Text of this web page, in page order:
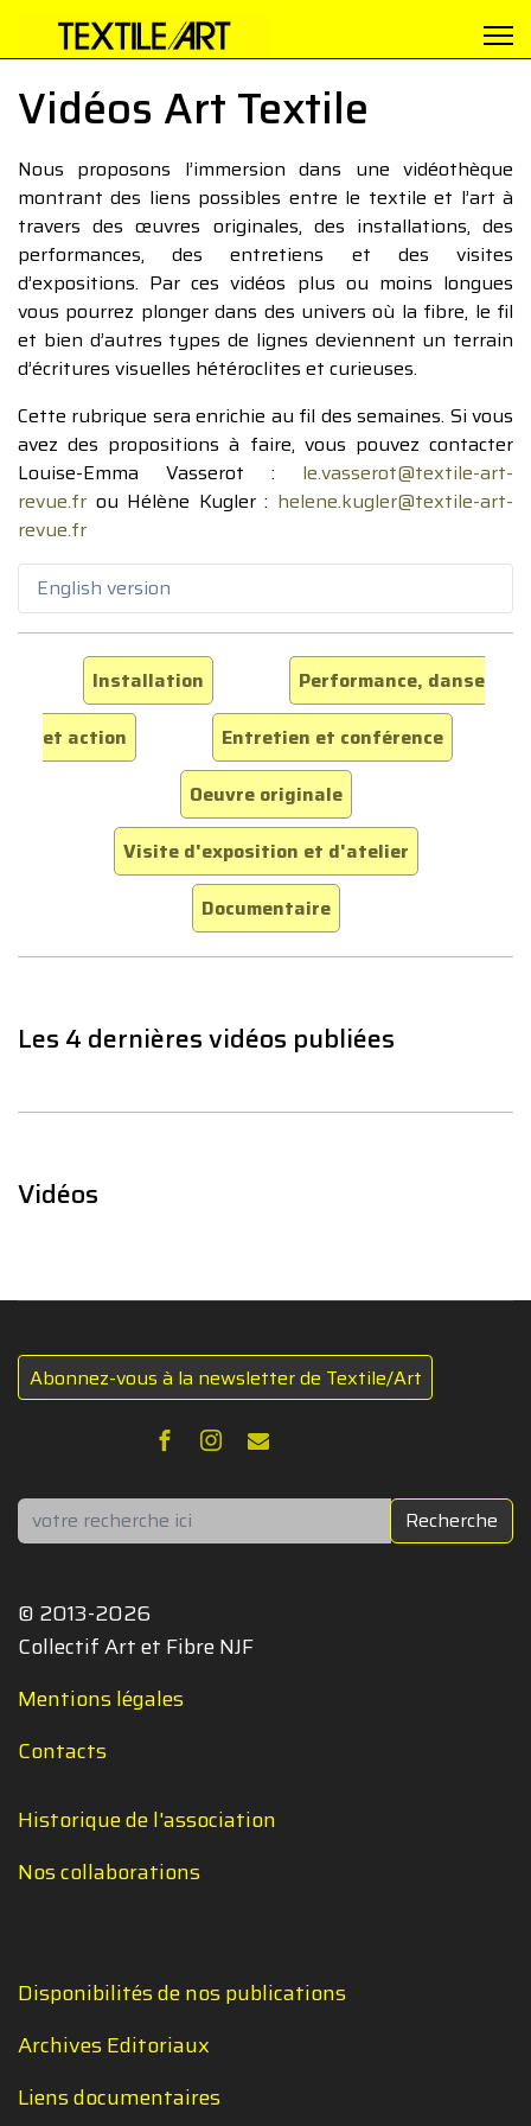
Vidéos Art Textile
Nous proposons l’immersion dans une vidéothèque
montrant des liens possibles entre le textile et l’art à
travers des œuvres originales, des installations, des
performances, des entretiens et des visites
d’expositions. Par ces vidéos plus ou moins longues
vous pourrez plonger dans des univers où la fibre, le fil
et bien d’autres types de lignes deviennent un terrain
d’écritures visuelles hétéroclites et curieuses.
Cette rubrique sera enrichie au fil des semaines. Si vous
avez des propositions à faire, vous pouvez contacter
Louise-Emma Vasserot : le.vasserot@textile-art-
revue.fr ou Hélène Kugler : helene.kugler@textile-art-
revue.fr
English version
Installation
Performance, danse
et action
Entretien et conférence
Oeuvre originale
Visite d'exposition et d'atelier
Documentaire
Les 4 dernières vidéos publiées
Vidéos
Abonnez-vous à la newsletter de Textile/Art
Rechercher Recherche
© 2013-2026
Collectif Art et Fibre NJF
Mentions légales
Contacts
Historique de l'association
Nos collaborations
Disponibilités de nos publications
Archives Editoriaux
Liens documentaires